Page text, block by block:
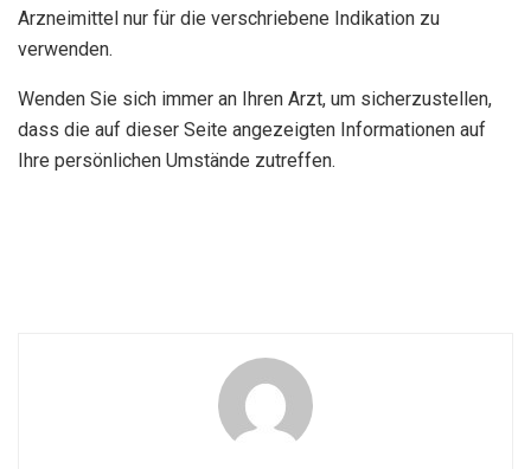
Arzneimittel nur für die verschriebene Indikation zu
verwenden.
Wenden Sie sich immer an Ihren Arzt, um sicherzustellen,
dass die auf dieser Seite angezeigten Informationen auf
Ihre persönlichen Umstände zutreffen.